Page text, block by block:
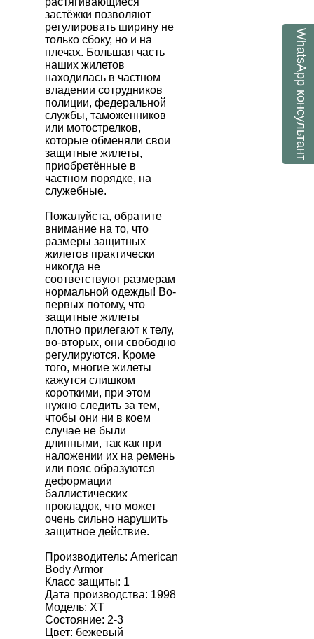
застёжки позволяют
регулировать ширину не
только сбоку, но и на
плечах. Большая часть
наших жилетов
находилась в частном
владении сотрудников
полиции, федеральной
службы, таможенников
или мотострелков,
которые обменяли свои
защитные жилеты,
приобретённые в
частном порядке, на
служебные.
Пожалуйста, обратите
внимание на то, что
размеры защитных
жилетов практически
никогда не
соответствуют размерам
нормальной одежды! Во-
первых потому, что
защитные жилеты
плотно прилегают к телу,
во-вторых, они свободно
регулируются. Кроме
того, многие жилеты
кажутся слишком
короткими, при этом
нужно следить за тем,
чтобы они ни в коем
случае не были
длинными, так как при
наложении их на ремень
или пояс образуются
деформации
баллистических
прокладок, что может
очень сильно нарушить
защитное действие.
Производитель: American
Body Armor
Класс защиты: 1
Дата производства: 1998
Модель: XT
Состояние: 2-3
Цвет: бежевый
WhatsApp
консультант